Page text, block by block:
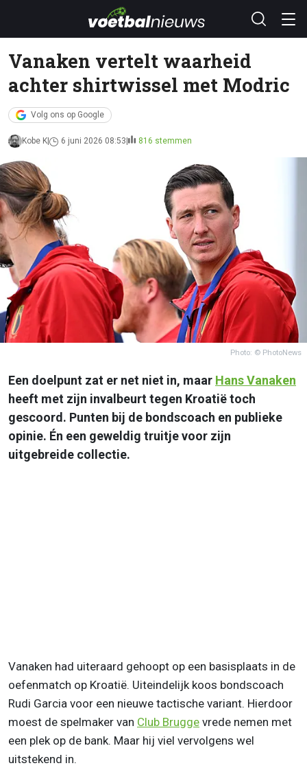
Vanaken vertelt waarheid
achter shirtwissel met Modric
Volg ons op Google
Kobe K 6 juni 2026 08:53 816 stemmen
Photo: © PhotoNews
Een doelpunt zat er net niet in, maar Hans Vanaken
heeft met zijn invalbeurt tegen Kroatië toch
gescoord. Punten bij de bondscoach en publieke
opinie. Én een geweldig truitje voor zijn
uitgebreide collectie.
Vanaken had uiteraard gehoopt op een basisplaats in de
oefenmatch op Kroatië. Uiteindelijk koos bondscoach
Rudi Garcia voor een nieuwe tactische variant. Hierdoor
moest de spelmaker van Club Brugge vrede nemen met
een plek op de bank. Maar hij viel vervolgens wel
uitstekend in.